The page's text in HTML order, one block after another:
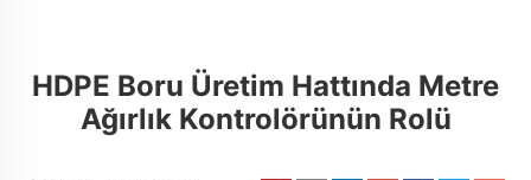
HDPE Boru Üretim Hattında Metre
Ağırlık Kontrolörünün Rolü